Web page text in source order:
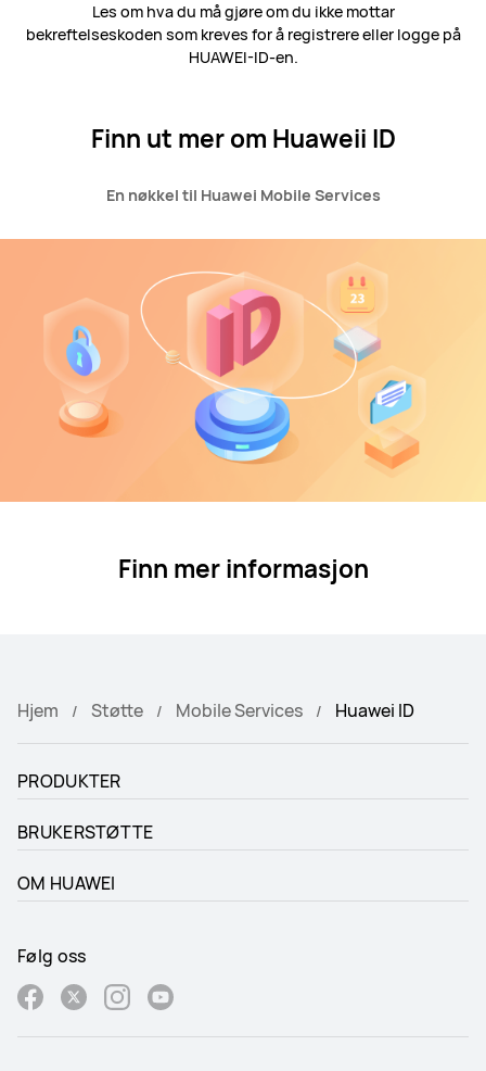
Les om hva du må gjøre om du ikke mottar
bekreftelseskoden som kreves for å registrere eller logge på
HUAWEI-ID-en.
Finn ut mer om Huaweii ID
En nøkkel til Huawei Mobile Services
Finn mer informasjon
Hjem Støtte Mobile Services Huawei ID
PRODUKTER
BRUKERSTØTTE
OM HUAWEI
Følg oss